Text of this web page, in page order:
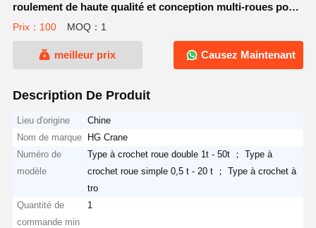
roulement de haute qualité et conception multi-roues pour
la fonctionnalité d'ouverture et de fermeture dans le levage
Prix：100 MOQ：1
meilleur prix Causez Maintenant
Description De Produit
Lieu d'origine
Chine
Nom de marque
HG Crane
Numéro de
modèle
Type à crochet roue double 1t - 50t ； Type à
crochet roue simple 0,5 t - 20 t ； Type à crochet à
tro
Quantité de
commande min
1